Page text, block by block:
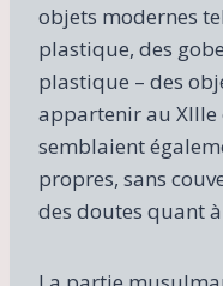
objets modernes
plastique, des
plastique – des
appartenir au XIIIe
semblaient
propres, sans
des doutes quant